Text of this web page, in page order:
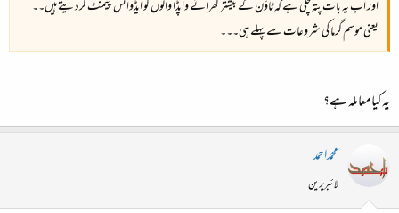
اور اب یہ بات پتہ چلی ہے کہ ٹاؤن کے بیشتر گھرانے واپڈا والوں کو ایڈوانس پیمنٹ کردیتے ہیں۔۔
یعنی موسم گرما کی شروعات سے پہلے ہی۔۔۔
یہ کیا معاملہ ہے؟
محمداحمد
لائبریرین